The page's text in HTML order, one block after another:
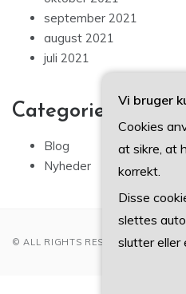
september 2021
august 2021
juli 2021
Categories
Blog
Nyheder
© ALL RIGHTS RESERVED 2022
Vi bruger
Cookies
at sikre, at
korrekt.
Disse
slettes
slutter eller